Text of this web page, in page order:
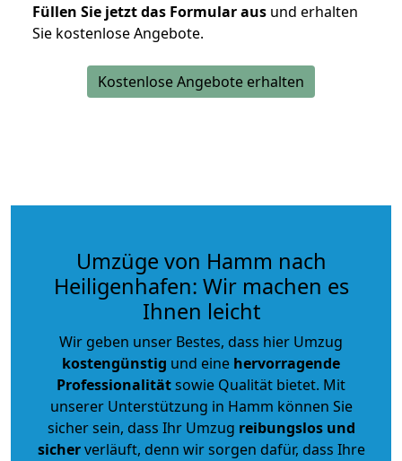
Füllen Sie jetzt das Formular aus und erhalten
Sie kostenlose Angebote.
Kostenlose Angebote erhalten
Umzüge von Hamm nach
Heiligenhafen: Wir machen es
Ihnen leicht
Wir geben unser Bestes, dass hier Umzug
kostengünstig und eine hervorragende
Professionalitätsowie Qualität bietet. Mit
unserer Unterstützung in Hamm können Sie
sicher sein, dass Ihr Umzug reibungslos und
sicherverläuft, denn wir sorgen dafür, dass Ihre